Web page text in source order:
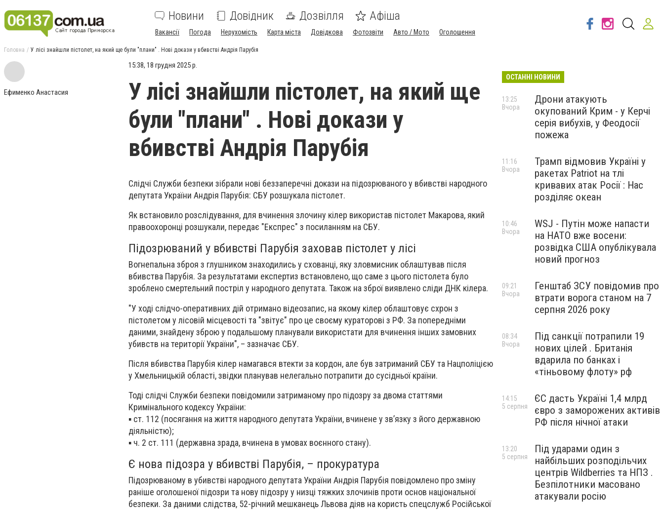
Новини Довідник Дозвілля Афіша
Вакансії Погода Нерухомість Карта міста Довідкова Фотозвіти Авто / Мото Оголошення
Головна У лісі знайшли пістолет, на який ще були "плани" . Нові докази у вбивстві Андрія Парубія
Ефименко Анастасия
15:38, 18 грудня 2025 р.
У лісі знайшли пістолет, на який ще
були "плани" . Нові докази у
вбивстві Андрія Парубія
Слідчі Служби безпеки зібрали нові беззаперечні докази на підозрюваного у вбивстві народного
депутата України Андрія Парубія: СБУ розшукала пістолет.
Як встановило розслідування, для вчинення злочину кілер використав пістолет Макарова, який
правоохоронці розшукали, передає "Експрес" з посиланням на СБУ.
Підозрюваний у вбивстві Парубія заховав пістолет у лісі
Вогнепальна зброя з глушником знаходились у схованці, яку зловмисник облаштував після
вбивства Парубія. За результатами експертиз встановлено, що саме з цього пістолета було
зроблено смертельний постріл у народного депутата. Також на зброї виявлено сліди ДНК кілера.
"У ході слідчо-оперативних дій отримано відеозапис, на якому кілер облаштовує схрон з
пістолетом у лісовій місцевості та "звітує" про це своєму кураторові з РФ. За попередніми
даними, знайдену зброю у подальшому планували використати для вчинення інших замовних
убивств на території України", – зазначає СБУ.
Після вбивства Парубія кілер намагався втекти за кордон, але був затриманий СБУ та Нацполіцією
у Хмельницькій області, звідки планував нелегально потрапити до сусідньої країни.
Тоді слідчі Служби безпеки повідомили затриманому про підозру за двома статтями
Кримінального кодексу України:
▪️ ст. 112 (посягання на життя народного депутата України, вчинене у зв’язку з його державною
діяльністю);
▪️ ч. 2 ст. 111 (державна зрада, вчинена в умовах воєнного стану).
Є нова підозра у вбивстві Парубія, – прокуратура
Підозрюваному в убивстві народного депутата України Андрія Парубія повідомлено про зміну
раніше оголошеної підозри та нову підозру у низці тяжких злочинів проти основ національної
безпеки. За даними слідства, 52-річний мешканець Львова діяв на користь спецслужб Російської
ОСТАННІ НОВИНИ
Дрони атакують
окупований Крим - у Керчі
серія вибухів, у Феодосії
пожежа
13:25
Вчора
Трамп відмовив Україні у
ракетах Patriot на тлі
кривавих атак Росії : Нас
розділяє океан
11:16
Вчора
WSJ - Путін може напасти
на НАТО вже восени:
розвідка США опублікувала
новий прогноз
10:46
Вчора
Генштаб ЗСУ повідомив про
втрати ворога станом на 7
серпня 2026 року
09:21
Вчора
Під санкції потрапили 19
нових цілей . Британія
вдарила по банках і
«тіньовому флоту» рф
08:34
Вчора
ЄС дасть Україні 1,4 млрд
євро з заморожених активів
РФ після нічної атаки
14:15
5 серпня
Під ударами один з
найбільших розподільчих
центрів Wildberries та НПЗ .
Безпілотники масовано
атакували росію
13:20
5 серпня